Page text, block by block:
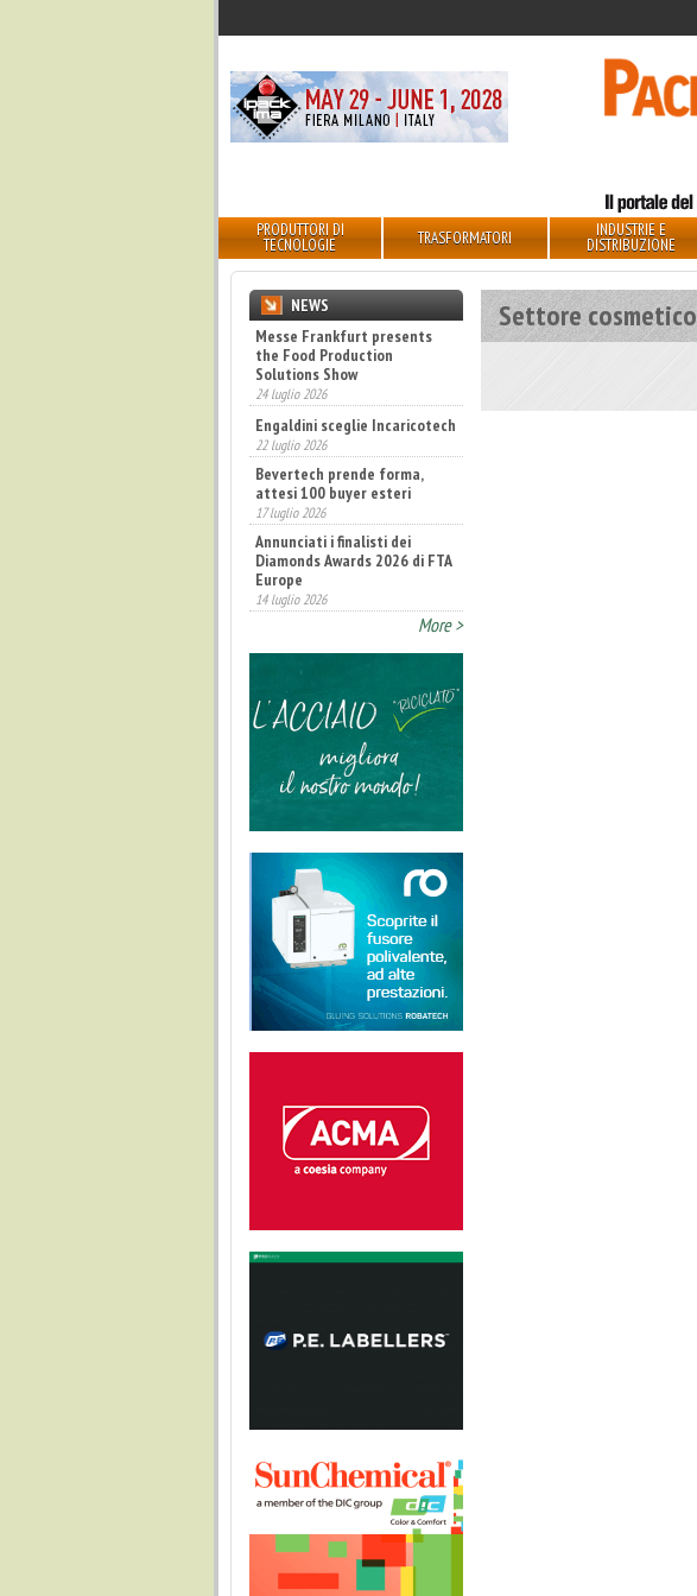
PRODUTTORI DI
TECNOLOGIE TRASFORMATORI INDUSTRIE E
DISTRIBUZIONE
Settore cosmetico
NEWS
Messe Frankfurt presents
the Food Production
Solutions Show
24 luglio 2026
Engaldini sceglie Incaricotech
22 luglio 2026
Bevertech prende forma,
attesi 100 buyer esteri
17 luglio 2026
Annunciati i finalisti dei
Diamonds Awards 2026 di FTA
Europe
14 luglio 2026
More >